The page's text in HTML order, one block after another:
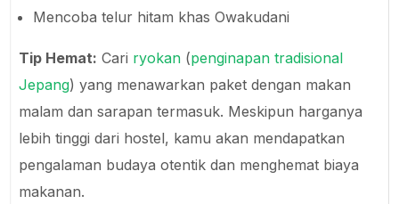
Mencoba telur hitam khas Owakudani
Tip Hemat: Cari ryokan (penginapan tradisional
Jepang) yang menawarkan paket dengan makan
malam dan sarapan termasuk. Meskipun harganya
lebih tinggi dari hostel, kamu akan mendapatkan
pengalaman budaya otentik dan menghemat biaya
makanan.